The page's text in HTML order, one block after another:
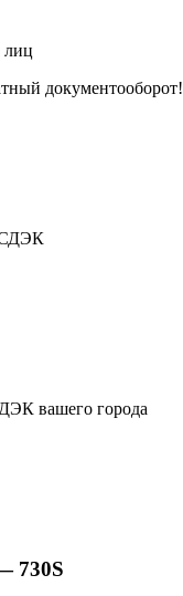
лиц
документооборот!
СДЭК
вашего города
730S